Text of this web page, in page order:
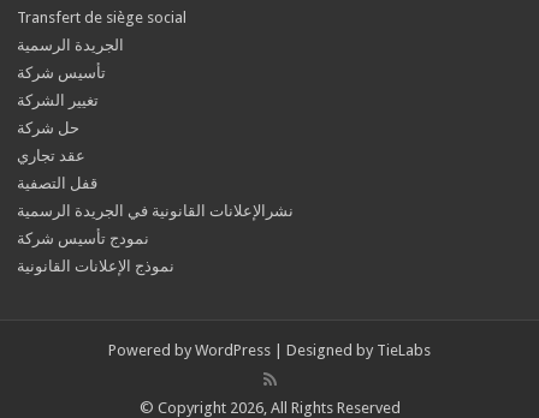
Transfert de siège social
الجريدة الرسمية
تأسيس شركة
تغيير الشركة
حل شركة
عقد تجاري
قفل التصفية
نشرالإعلانات القانونية في الجريدة الرسمية
نمودج تأسيس شركة
نموذج الإعلانات القانونية
Powered by WordPress | Designed by TieLabs
© Copyright 2026, All Rights Reserved